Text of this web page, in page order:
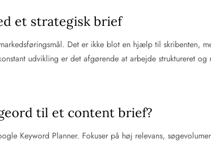
et strategisk brief
Det er ikke blot en hjælp til skribenten,
udvikling er det afgørende at arbejde struktureret
til et content brief?
Keyword Planner. Fokuser på høj relevans,